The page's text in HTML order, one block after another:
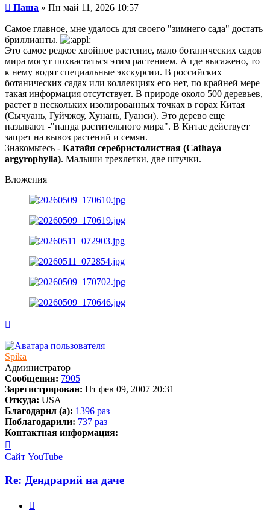
Сообщение
Паша » Пн май 11, 2026 10:57
Самое главное, мне удалось для своего "зимнего сада" достать
бриллианты.
Это самое редкое хвойное растение, мало ботанических садов
мира могут похвастаться этим растением. А где высажено, то
к нему водят специальные экскурсии. В российских
ботанических садах или коллекциях его нет, по крайней мере
такая информация отсутствует. В природе около 500 деревьев,
растет в нескольких изолированных точках в горах Китая
(Сычуань, Гуйчжоу, Хунань, Гуанси). Это дерево еще
называют -"панда растительного мира". В Китае действует
запрет на вывоз растений и семян.
Знакомьтесь - Катайя серебристолистная (Cathaya
argyrophylla). Малыши трехлетки, две штучки.
Вложения
началу
Spika
Администратор
Сообщения: 7905
Зарегистрирован: Пт фев 09, 2007 20:31
Откуда: USA
Благодарил (а): 1396 раз
Поблагодарили: 737 раз
Контактная информация:
информация
пользователя
Spika
Сайт YouTube
Re: Дендрарий на даче